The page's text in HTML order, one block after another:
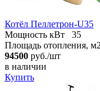
Котёл Пеллетрон-U35
Мощность кВт
35
Площадь отопления, м2
94500 руб./шт
в наличии
Купить